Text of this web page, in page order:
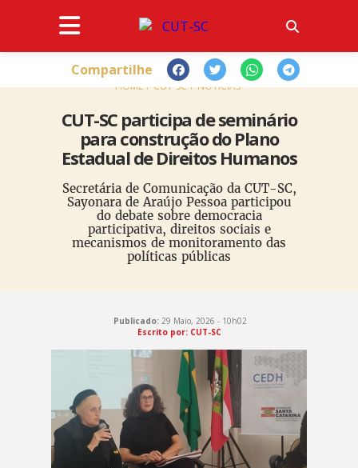
HOME CUT-SC NOTÍCIAS
CUT-SC participa de seminário
para construção do Plano
Estadual de Direitos Humanos
Secretária de Comunicação da CUT-SC,
Sayonara de Araújo Pessoa participou
do debate sobre democracia
participativa, direitos sociais e
mecanismos de monitoramento das
políticas públicas
Compartilhe
Publicado: 29 Maio, 2026 - 10h02
Escrito por: CUT-SC